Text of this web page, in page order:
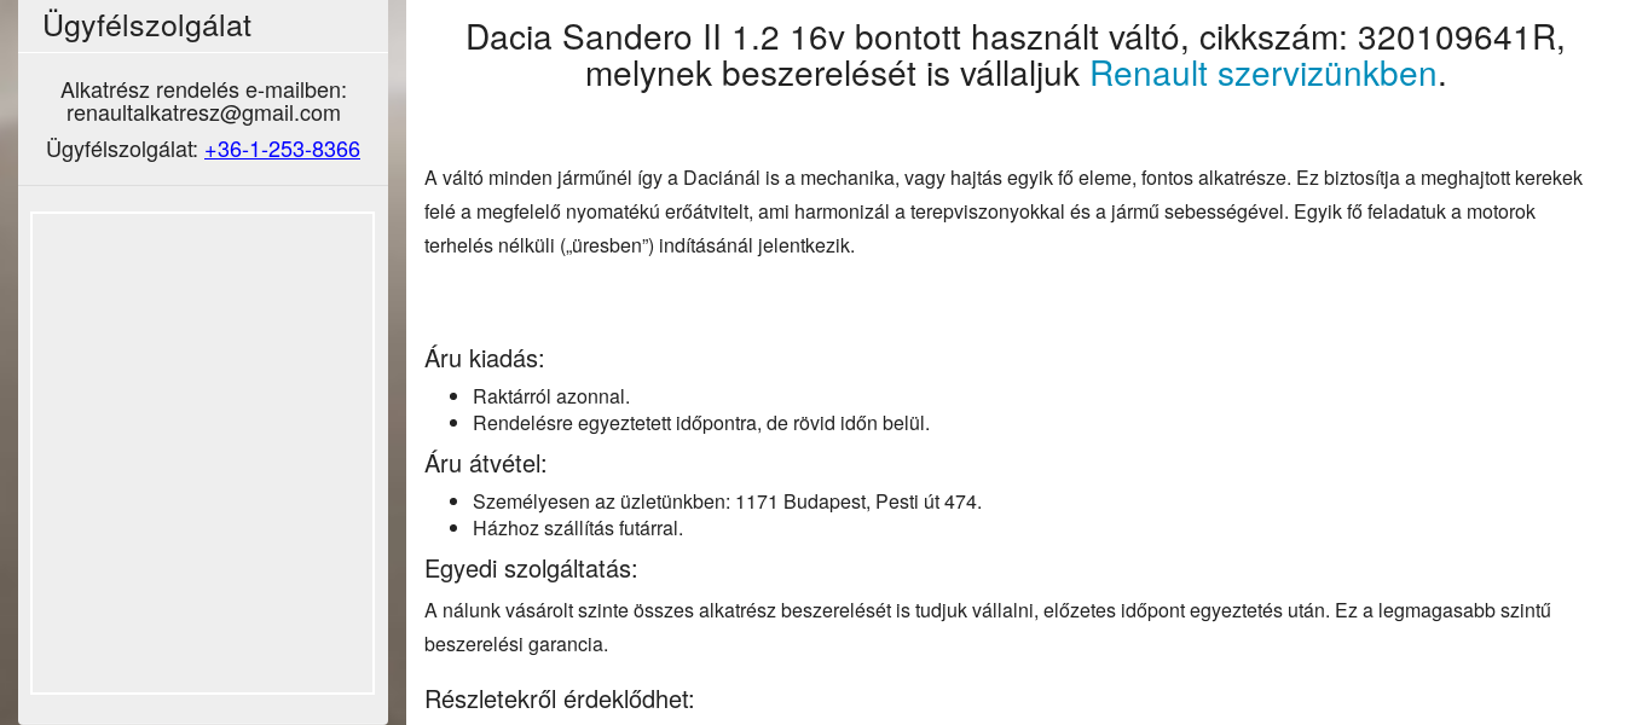
Dacia Sandero II 1.2 16v bontott használt váltó, cikkszám: 320109641R,
melynek beszerelését is vállaljuk Renault szervizünkben.
A váltó minden járműnél így a Daciánál is a mechanika, vagy hajtás egyik fő eleme, fontos alkatrésze. Ez biztosítja a meghajtott kerekek
felé a megfelelő nyomatékú erőátvitelt, ami harmonizál a terepviszonyokkal és a jármű sebességével. Egyik fő feladatuk a motorok
terhelés nélküli („üresben”) indításánál jelentkezik.
Áru kiadás:
Raktárról azonnal.
Rendelésre egyeztetett időpontra, de rövid időn belül.
Áru átvétel:
Személyesen az üzletünkben: 1171 Budapest, Pesti út 474.
Házhoz szállítás futárral.
Egyedi szolgáltatás:
A nálunk vásárolt szinte összes alkatrész beszerelését is tudjuk vállalni, előzetes időpont egyeztetés után. Ez a legmagasabb szintű
beszerelési garancia.
Részletekről érdeklődhet:
Ügyfélszolgálat
Alkatrész rendelés e-mailben:
renaultalkatresz@gmail.com
Ügyfélszolgálat: +36-1-253-8366